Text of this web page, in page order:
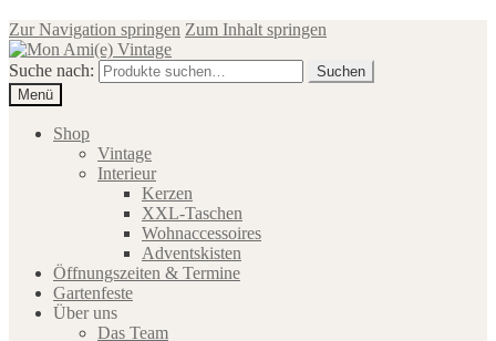
Zur Navigation springen Zum Inhalt springen
Suche nach:
Suchen
Menü
Shop
Vintage
Interieur
Kerzen
XXL-Taschen
Wohnaccessoires
Adventskisten
Öffnungszeiten & Termine
Gartenfeste
Über uns
Das Team